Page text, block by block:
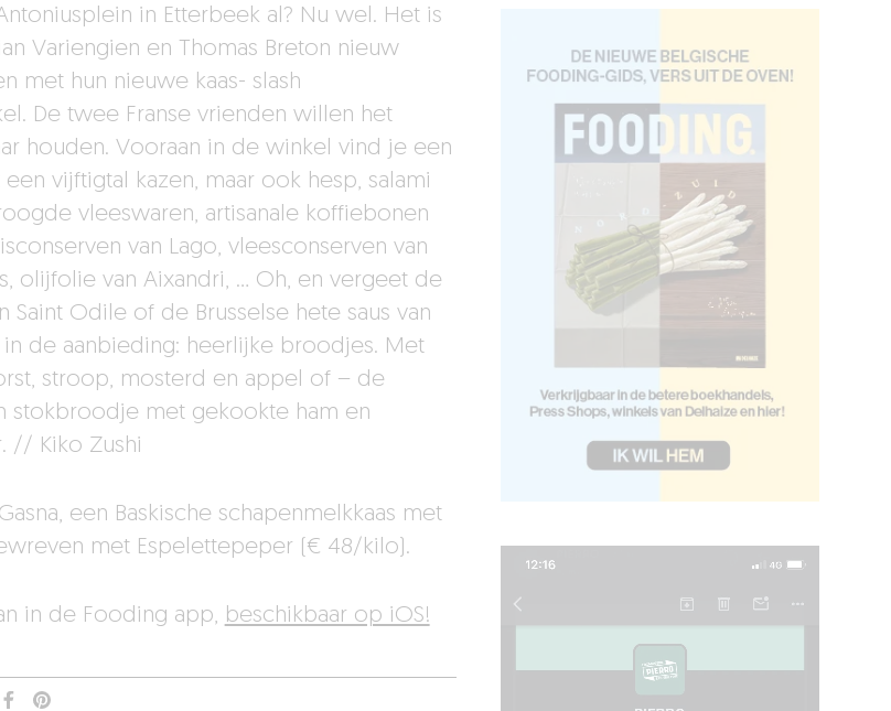
in Etterbeek al? Nu wel. Het is
Variengien en Thomas Breton nieuw
met hun nieuwe kaas- slash
De twee Franse vrienden willen het
houden. Vooraan in de winkel vind je een
vijftigtal kazen, maar ook hesp, salami
vleeswaren, artisanale koffiebonen
van Lago, vleesconserven van
olijfolie van Aixandri, … Oh, en vergeet de
Saint Odile of de Brusselse hete saus van
in de aanbieding: heerlijke broodjes. Met
stroop, mosterd en appel of – de
stokbroodje met gekookte ham en
// Kiko Zushi
een Baskische schapenmelkkaas met
met Espelettepeper (€ 48/kilo).
in de Fooding app, beschikbaar op iOS!